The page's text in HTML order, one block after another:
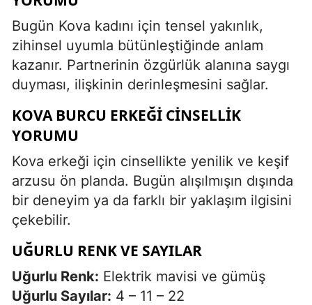
Bugün Kova kadını için tensel yakınlık,
zihinsel uyumla bütünleştiğinde anlam
kazanır. Partnerinin özgürlük alanına saygı
duyması, ilişkinin derinleşmesini sağlar.
KOVA BURCU ERKEĞI CINSELLIK
YORUMU
Kova erkeği için cinsellikte yenilik ve keşif
arzusu ön planda. Bugün alışılmışın dışında
bir deneyim ya da farklı bir yaklaşım ilgisini
çekebilir.
UĞURLU RENK VE SAYILAR
Uğurlu Renk: Elektrik mavisi ve gümüş
Uğurlu Sayılar: 4 – 11 – 22